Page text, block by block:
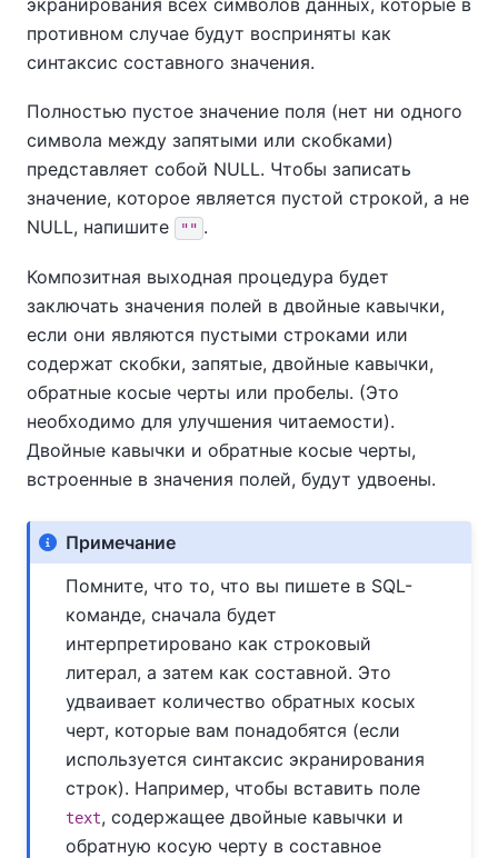
противном случае будут восприняты как
синтаксис составного значения.
Полностью пустое значение поля (нет ни одного
символа между запятыми или скобками)
представляет собой NULL. Чтобы записать
значение, которое является пустой строкой, а не
NULL, напишите
"" .
Композитная выходная процедура будет
заключать значения полей в двойные кавычки,
если они являются пустыми строками или
содержат скобки, запятые, двойные кавычки,
обратные косые черты или пробелы. (Это
необходимо для улучшения читаемости).
Двойные кавычки и обратные косые черты,
встроенные в значения полей, будут удвоены.
Примечание
Помните, что то, что вы пишете в SQL-
команде, сначала будет
интерпретировано как строковый
литерал, а затем как составной. Это
удваивает количество обратных косых
черт, которые вам понадобятся (если
используется синтаксис экранирования
строк). Например, чтобы вставить поле
text, содержащее двойные кавычки и
обратную косую черту в составное